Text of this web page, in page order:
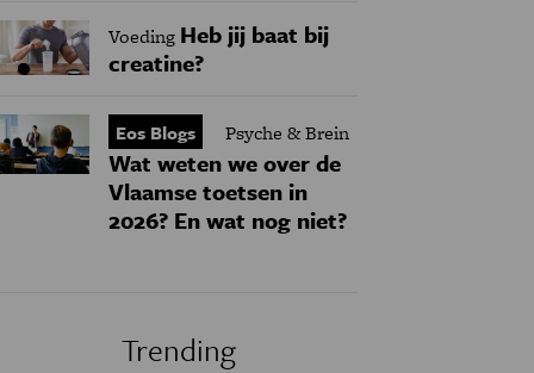
Voeding Heb jij baat bij
creatine?
Eos Blogs Psyche & Brein
Wat weten we over de
Vlaamse toetsen in
2026? En wat nog niet?
Trending